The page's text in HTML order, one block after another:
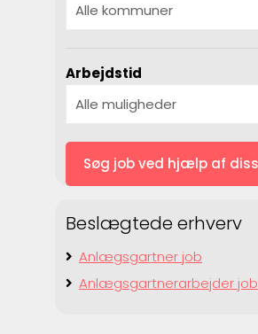
Arbejdstid
Beslægtede erhverv
Anlægsgartner job
Anlægsgartnerarbejder job